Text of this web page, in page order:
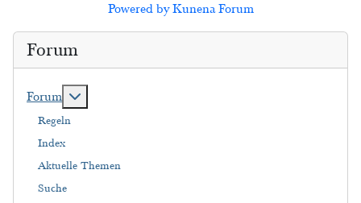
Powered by Kunena Forum
Forum
Forum
Regeln
Index
Aktuelle Themen
Suche